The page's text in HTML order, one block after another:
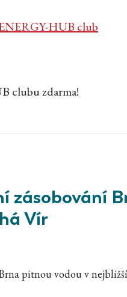
HUB club
clubu zdarma!
zásobování
Vír
pitnou vodou v